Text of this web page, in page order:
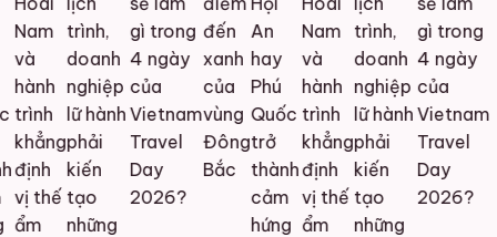
thế
trình,
doanh
nghiệp
lữ hành
phải
kiến
tạo
những
gì trong
4 ngày
của
Vietnam
Travel
Day
2026?
đến
xanh
của
vùng
Đông
Bắc
An
hay
Phú
Quốc
trở
thành
cảm
hứng
Nam
và
hành
trình
khẳng
định
vị thế
ẩm
trình,
doanh
nghiệp
lữ hành
phải
kiến
tạo
những
gì trong
4 ngày
của
Vietnam
Travel
Day
2026?